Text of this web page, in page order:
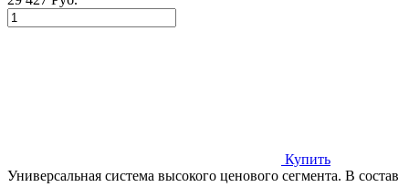
Купить
Универсальная система высокого ценового сегмента. В состав